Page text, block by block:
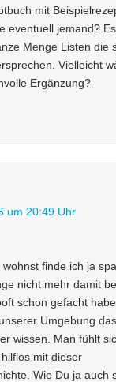
mit
eventuell jemand?
Menge Listen die
Vielleicht
Ergänzung?
um 20:49 Uhr
wohnst finde ich ja
nicht mehr damit
schon gefacht
Umgebung
wissen. Man fühlt
mit dieser
Wie Du ja auch